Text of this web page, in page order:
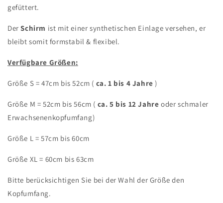
gefüttert.
DerSchirm ist mit einer synthetischen Einlage versehen, er
bleibt somit formstabil & flexibel.
Verfügbare Größen:
Größe S = 47cm bis 52cm ( ca. 1 bis 4 Jahre )
Größe M = 52cm bis 56cm ( ca. 5 bis 12 Jahre oder schmaler
Erwachsenenkopfumfang)
Größe L = 57cm bis 60cm
Größe XL = 60cm bis 63cm
Bitte berücksichtigen Sie bei der Wahl der Größe den
Kopfumfang.